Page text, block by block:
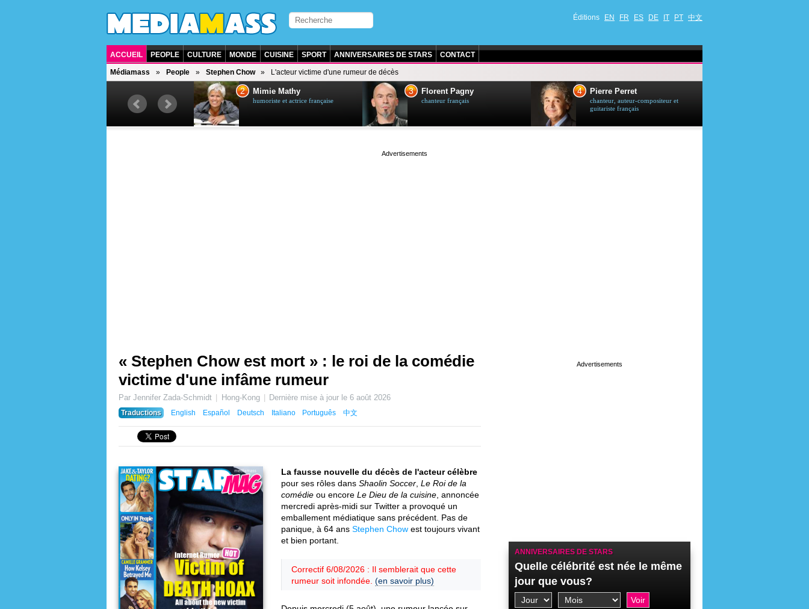
Éditions EN FR ES DE IT PT 中文
ACCUEIL PEOPLE CULTURE MONDE CUISINE SPORT ANNIVERSAIRES DE STARS CONTACT
Médiamass People Stephen Chow L'acteur victime d'une rumeur de décès
chanteuse québécoise
2 Mimie Mathy
humoriste et actrice française
3 Florent Pagny
chanteur français
4 Pierre Perret
chanteur, auteur-compositeur et
guitariste français
« Stephen Chow est mort » : le roi de la comédie
victime d'une infâme rumeur
Par Jennifer Zada-Schmidt Hong-Kong Dernière mise à jour le6 août 2026
Traductions
English Español Deutsch Italiano Português 中文
La fausse nouvelle du décès de l'acteur célèbre
pour ses rôles dans Shaolin Soccer Le Roi de la
comédie ou encore Le Dieu de la cuisine , annoncée
mercredi après-midi sur Twitter a provoqué un
emballement médiatique sans précédent. Pas de
panique, à 64 ans Stephen Chow est toujours vivant
et bien portant.
Correctif 6/08/2026 : Il semblerait que cette
rumeur soit infondée. (en savoir plus)
ANNIVERSAIRES DE STARS
Quelle célébrité est née le même
jour que vous?